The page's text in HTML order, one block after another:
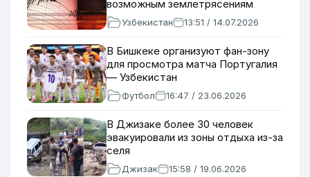
возможным землетрясениям
Узбекистан 13:51 / 14.07.2026
В Бишкеке организуют фан-зону
для просмотра матча Португалия
— Узбекистан
Футбол 16:47 / 23.06.2026
В Джизаке более 30 человек
эвакуировали из зоны отдыха из-за
селя
Джизак 15:58 / 19.06.2026